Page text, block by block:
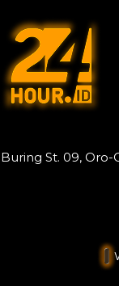
Buring St. 09, Oro-